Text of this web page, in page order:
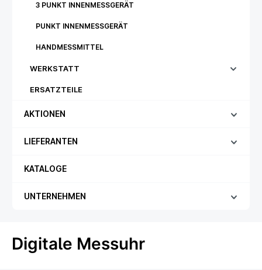
3 PUNKT INNENMESSGERÄT
PUNKT INNENMESSGERÄT
HANDMESSMITTEL
WERKSTATT
ERSATZTEILE
AKTIONEN
LIEFERANTEN
KATALOGE
UNTERNEHMEN
Digitale Messuhr